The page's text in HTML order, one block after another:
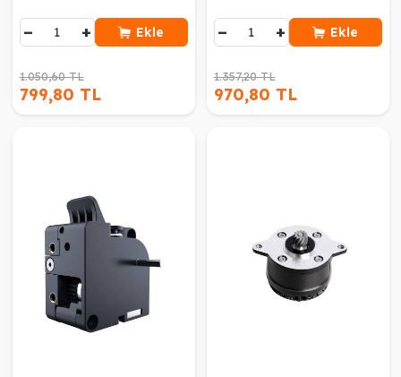
− + Ekle
1.050,60 TL
799,80 TL
− + Ekle
1.357,20 TL
970,80 TL